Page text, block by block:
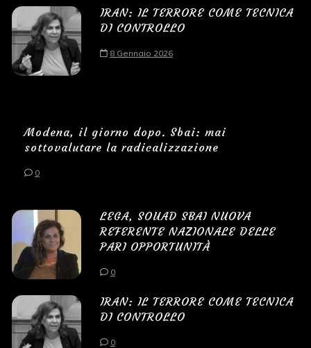
IRAN: IL TERRORE COME TECNICA
DI CONTROLLO
8 Gennaio 2026
Modena, il giorno dopo. Sbai: mai
sottovalutare la radicalizzazione
0
LEGA, SOUAD SBAI NUOVA
REFERENTE NAZIONALE DELLE
PARI OPPORTUNITÀ
0
IRAN: IL TERRORE COME TECNICA
DI CONTROLLO
0